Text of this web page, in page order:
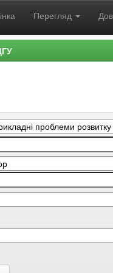
Перегляд